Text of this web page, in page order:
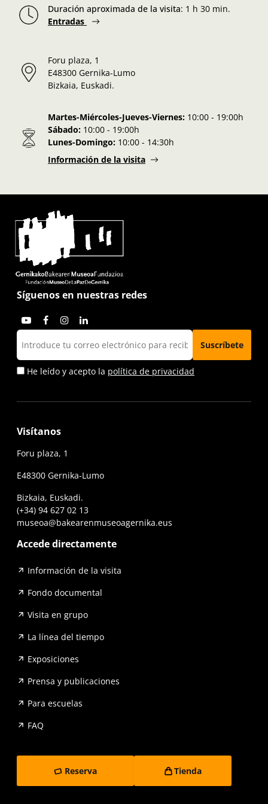
Duración aproximada de la visita: 1 h 30 min.
Entradas
Foru plaza, 1
E48300 Gernika-Lumo
Bizkaia, Euskadi.
Martes-Miércoles-Jueves-Viernes: 10:00 - 19:00h
Sábado: 10:00 - 19:00h
Lunes-Domingo: 10:00 - 14:30h
Información de la visita
Síguenos en nuestras redes
He leído y acepto la política de privacidad
Visítanos
Foru plaza, 1
E48300 Gernika-Lumo
Bizkaia, Euskadi.
(+34) 94 627 02 13
museoa@bakearenmuseoagernika.eus
Accede directamente
Información de la visita
Fondo documental
Visita en grupo
La línea del tiempo
Exposiciones
Prensa y publicaciones
Para escuelas
FAQ
Reserva Tienda